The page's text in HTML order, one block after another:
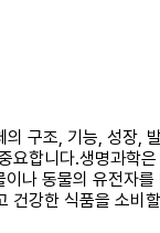
구조, 기능, 성장,
합니다.생명과학
나 동물의 유전자
강한 식품을 소비